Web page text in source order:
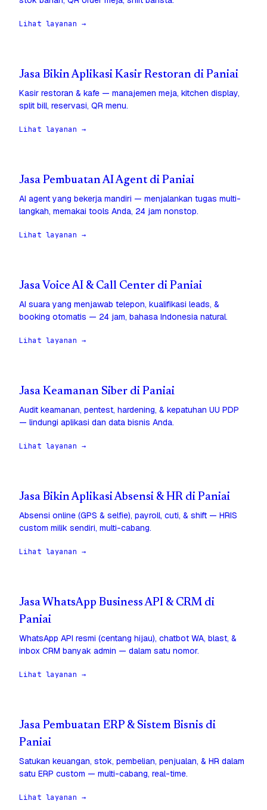
Lihat layanan →
Jasa Bikin Aplikasi Kasir Restoran di Paniai
Kasir restoran & kafe — manajemen meja, kitchen display,
split bill, reservasi, QR menu.
Lihat layanan →
Jasa Pembuatan AI Agent di Paniai
AI agent yang bekerja mandiri — menjalankan tugas multi-
langkah, memakai tools Anda, 24 jam nonstop.
Lihat layanan →
Jasa Voice AI & Call Center di Paniai
AI suara yang menjawab telepon, kualifikasi leads, &
booking otomatis — 24 jam, bahasa Indonesia natural.
Lihat layanan →
Jasa Keamanan Siber di Paniai
Audit keamanan, pentest, hardening, & kepatuhan UU PDP
— lindungi aplikasi dan data bisnis Anda.
Lihat layanan →
Jasa Bikin Aplikasi Absensi & HR di Paniai
Absensi online (GPS & selfie), payroll, cuti, & shift — HRIS
custom milik sendiri, multi-cabang.
Lihat layanan →
Jasa WhatsApp Business API & CRM di
Paniai
WhatsApp API resmi (centang hijau), chatbot WA, blast, &
inbox CRM banyak admin — dalam satu nomor.
Lihat layanan →
Jasa Pembuatan ERP & Sistem Bisnis di
Paniai
Satukan keuangan, stok, pembelian, penjualan, & HR dalam
satu ERP custom — multi-cabang, real-time.
Lihat layanan →